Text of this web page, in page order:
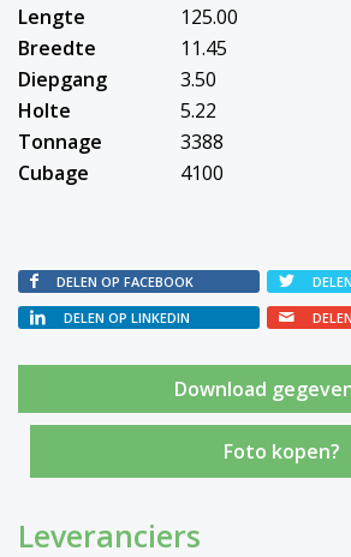
Lengte
125.00
Breedte
11.45
Diepgang
3.50
Holte
5.22
Tonnage
3388
Cubage
4100
DELEN OP FACEBOOK
DELEN OP LINKEDIN
Foto kopen?
Leveranciers